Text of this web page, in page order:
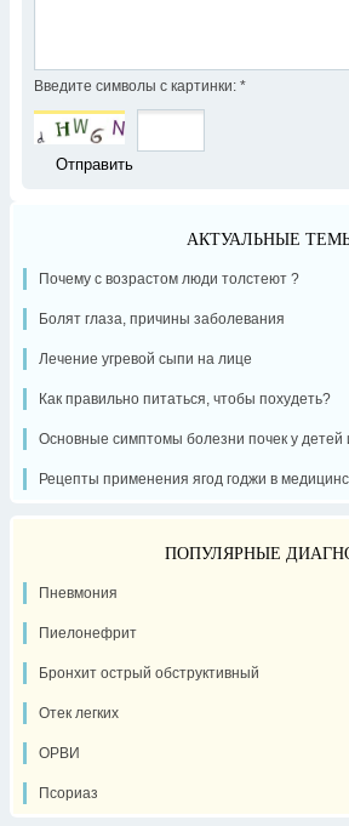
Введите символы с картинки: *
АКТУАЛЬНЫЕ
Почему с возрастом люди толстеют ?
Болят глаза, причины заболевания
Лечение угревой сыпи на лице
Как правильно питаться, чтобы похудеть?
Основные симптомы болезни почек у детей
Рецепты применения ягод годжи в
ПОПУЛЯРНЫЕ
Пневмония
Пиелонефрит
Бронхит острый обструктивный
Отек легких
ОРВИ
Псориаз